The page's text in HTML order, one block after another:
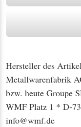
Hersteller des
Metallwarenfabrik
bzw. heute Groupe
WMF Platz 1 * D-
info@wmf.de